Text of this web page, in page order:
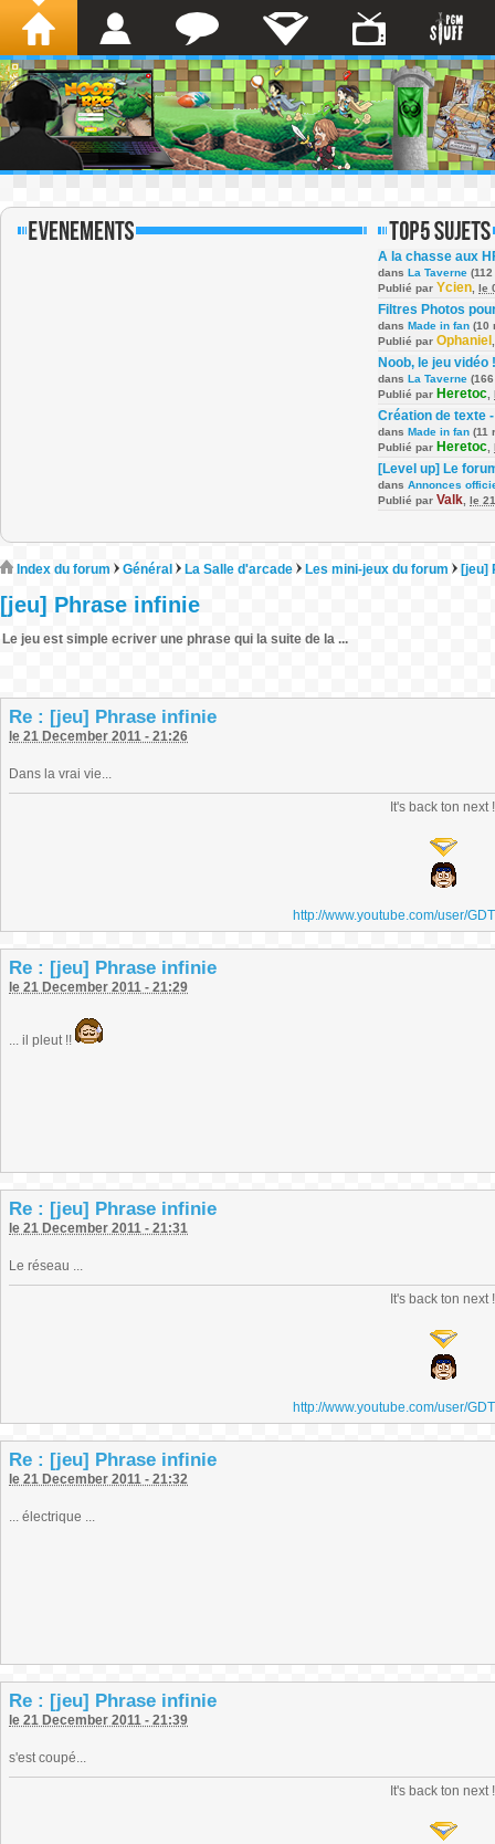
A la chasse aux
dans La Taverne
Publié par Ycien le
Filtres Photos
dans Made in fan (10
Publié par Ophaniel
Noob, le jeu vidéo !
dans La Taverne
Publié par Heretoc
Création de texte
dans Made in fan (11
Publié par Heretoc
[Level up] Le
dans Annonces
Publié par Valk le
Index du forum Général La Salle d'arcade Les mini-jeux du forum [jeu]
[jeu] Phrase infinie
Le jeu est simple ecriver une phrase qui la suite de la ...
Re : [jeu] Phrase infinie
le 21 December 2011 - 21:26
Dans la vrai vie...
It's back ton next !
http://www.youtube.com/user/
Re : [jeu] Phrase infinie
le 21 December 2011 - 21:29
... il pleut !!
Re : [jeu] Phrase infinie
le 21 December 2011 - 21:31
Le réseau ...
It's back ton next !
http://www.youtube.com/user/
Re : [jeu] Phrase infinie
le 21 December 2011 - 21:32
... électrique ...
Re : [jeu] Phrase infinie
le 21 December 2011 - 21:39
s'est coupé...
It's back ton next !